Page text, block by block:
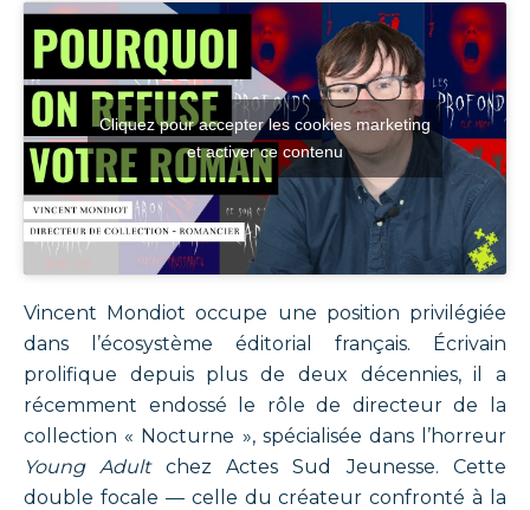
Cliquez pour accepter les cookies marketing
et activer ce contenu
Vincent Mondiot occupe une position privilégiée
dans l’écosystème éditorial français. Écrivain
prolifique depuis plus de deux décennies, il a
récemment endossé le rôle de directeur de la
collection « Nocturne », spécialisée dans l’horreur
Young Adultchez Actes Sud Jeunesse. Cette
double focale — celle du créateur confronté à la